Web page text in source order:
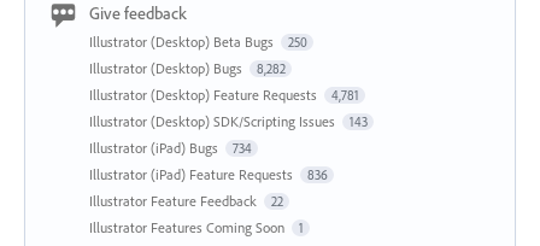
Give feedback
Illustrator (Desktop) Beta Bugs 250
Illustrator (Desktop) Bugs 8,282
Illustrator (Desktop) Feature Requests 4,781
Illustrator (Desktop) SDK/Scripting Issues 143
Illustrator (iPad) Bugs 734
Illustrator (iPad) Feature Requests 836
Illustrator Feature Feedback 22
Illustrator Features Coming Soon 1